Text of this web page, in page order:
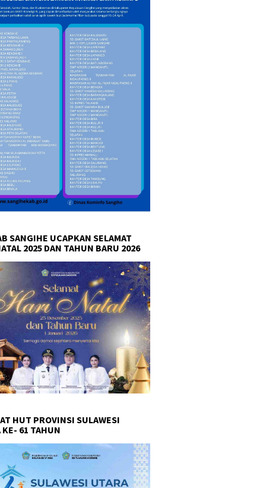
SANGIHE UCAPKAN SELAMAT
2025 DAN TAHUN BARU 2026
HUT PROVINSI SULAWESI
KE- 61 TAHUN